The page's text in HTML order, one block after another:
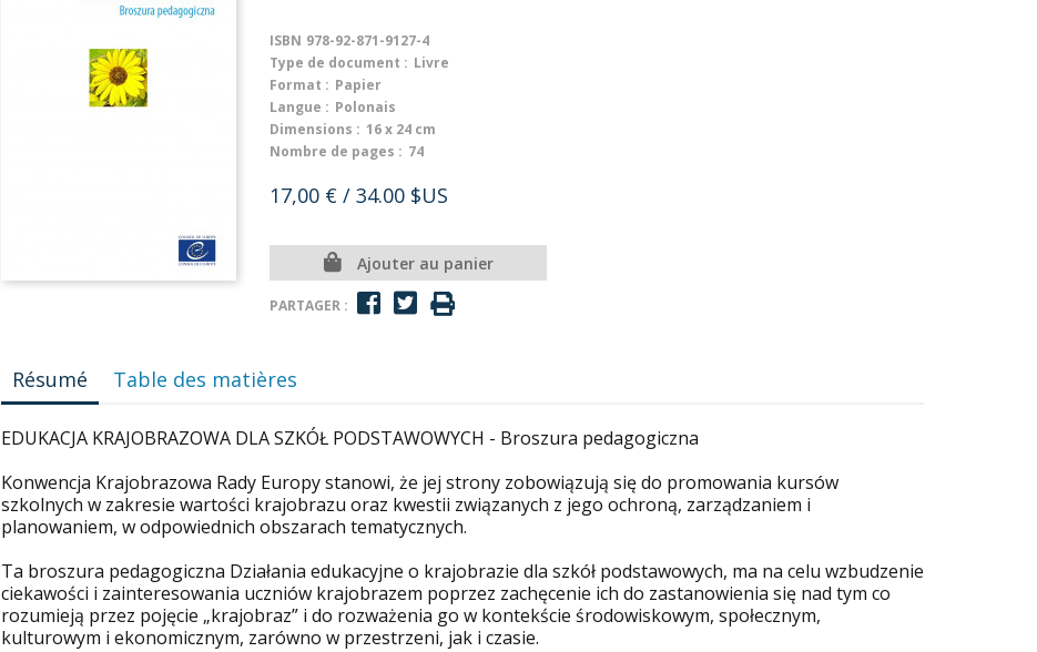
ISBN 978-92-871-9127-4
Type de document : Livre
Format : Papier
Langue : Polonais
Dimensions : 16 x 24 cm
Nombre de pages : 74
17,00 € / 34.00 $US
Ajouter au panier
PARTAGER :
Résumé Table des matières
EDUKACJA KRAJOBRAZOWA DLA SZKÓŁ PODSTAWOWYCH - Broszura pedagogiczna
Konwencja Krajobrazowa Rady Europy stanowi, że jej strony zobowiązują się do promowania kursów
szkolnych w zakresie wartości krajobrazu oraz kwestii związanych z jego ochroną, zarządzaniem i
planowaniem, w odpowiednich obszarach tematycznych.
Ta broszura pedagogiczna Działania edukacyjne o krajobrazie dla szkół podstawowych, ma na celu wzbudzenie
ciekawości i zainteresowania uczniów krajobrazem poprzez zachęcenie ich do zastanowienia się nad tym co
rozumieją przez pojęcie „krajobraz” i do rozważenia go w kontekście środowiskowym, społecznym,
kulturowym i ekonomicznym, zarówno w przestrzeni, jak i czasie.